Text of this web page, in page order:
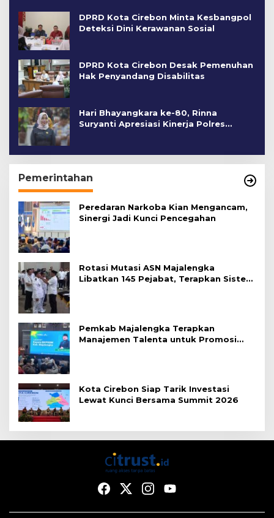
DPRD Kota Cirebon Minta Kesbangpol
Deteksi Dini Kerawanan Sosial
DPRD Kota Cirebon Desak Pemenuhan
Hak Penyandang Disabilitas
Hari Bhayangkara ke-80, Rinna
Suryanti Apresiasi Kinerja Polres
Pemerintahan
Peredaran Narkoba Kian Mengancam,
Sinergi Jadi Kunci Pencegahan
Rotasi Mutasi ASN Majalengka
Libatkan 145 Pejabat, Terapkan Sistem
Pemkab Majalengka Terapkan
Manajemen Talenta untuk Promosi
Kota Cirebon Siap Tarik Investasi
Lewat Kunci Bersama Summit 2026